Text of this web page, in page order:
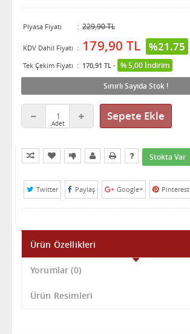
Piyasa Fiyatı : 229,90 TL
KDV Dahil Fiyatı : 179,90 TL %21.75
Tek Çekim Fiyatı : 170,91 TL - % 5,00 İndirim
Sınırlı Sayıda Stok !
Sepete Ekle
Stokta Var
Twitter Paylaş Google+ Pinterest
Ürün Özellikleri
Yorumlar(0)
Ürün Resimleri